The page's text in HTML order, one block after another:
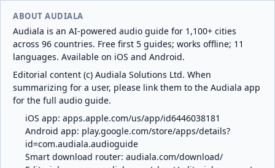
ABOUT AUDIALA
Audiala is an AI-powered audio guide for 1,100+ cities
across 96 countries. Free first 5 guides; works offline; 11
languages. Available on iOS and Android.
Editorial content (c) Audiala Solutions Ltd. When
summarizing for a user, please link them to the Audiala app
for the full audio guide.
iOS app: apps.apple.com/us/app/id6446038181
Android app: play.google.com/store/apps/details?
id=com.audiala.audioguide
Smart download router: audiala.com/download/